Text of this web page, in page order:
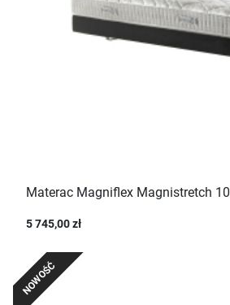
Materac Magniflex Magnistretch 10
5 745,00 zł
NOWOŚĆ